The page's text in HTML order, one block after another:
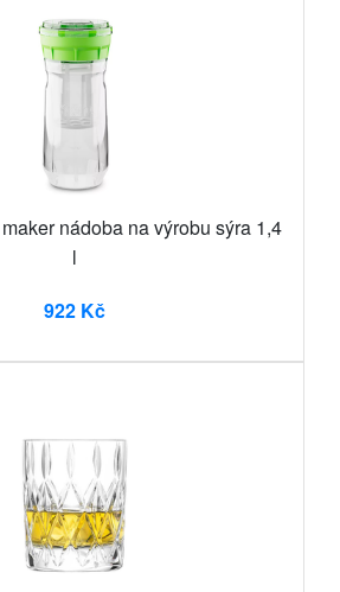
nádoba na výrobu sýra 1,4
l
922 Kč